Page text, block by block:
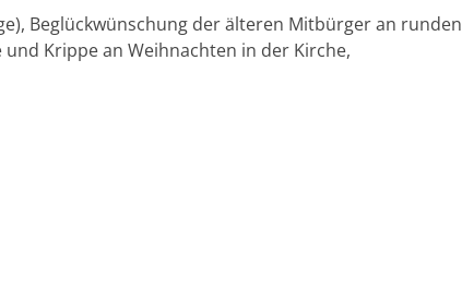
Beglückwünschung der älteren Mitbürger an runden
Krippe an Weihnachten in der Kirche,